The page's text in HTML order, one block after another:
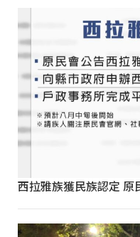
西拉雅族獲民族認定 原